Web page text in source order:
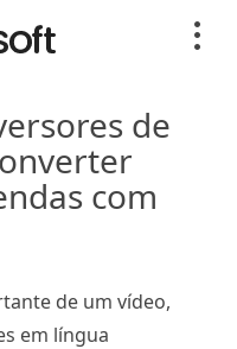
de
com
de um vídeo,
em língua